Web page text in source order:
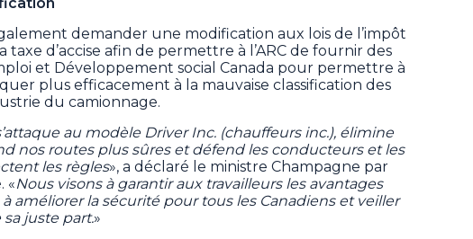
demander une modification aux lois de l’impôt
d’accise afin de permettre à l’ARC de fournir des
et Développement social Canada pour permettre à
plus efficacement à la mauvaise classification des
du camionnage.
au modèle Driver Inc. (chauffeurs inc.), élimine
nos routes plus sûres et défend les conducteurs et les
les règles», a déclaré le ministre Champagne par
«Nous visons à garantir aux travailleurs les avantages
améliorer la sécurité pour tous les Canadiens et veiller
juste part.»